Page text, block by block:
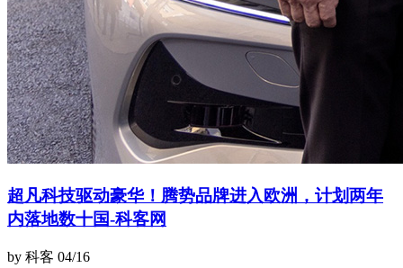
超凡科技驱动豪华！腾势品牌进入欧洲，计划两年
内落地数十国-科客网
by 科客 04/16